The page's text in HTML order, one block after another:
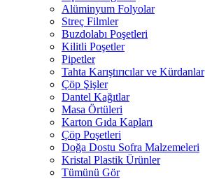
Alüminyum Folyolar
Streç Filmler
Buzdolabı Poşetleri
Kilitli Poşetler
Pipetler
Tahta Karıştırıcılar ve Kürdanlar
Çöp Şişler
Dantel Kağıtlar
Masa Örtüleri
Karton Gıda Kapları
Çöp Poşetleri
Doğa Dostu Sofra Malzemeleri
Kristal Plastik Ürünler
Tümünü Gör